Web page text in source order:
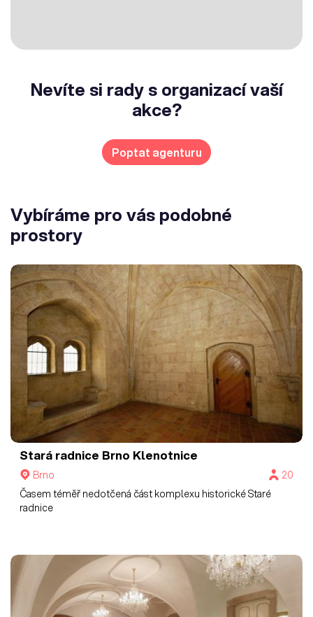
Nevíte si rady s organizací vaší
akce?
Poptat agenturu
Vybíráme pro vás podobné
prostory
Stará radnice Brno Klenotnice
Brno
20
Časem téměř nedotčená část komplexu historické Staré
radnice